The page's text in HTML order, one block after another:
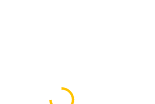
tabák do vodní dýmky